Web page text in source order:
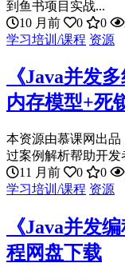
到鱼书项目实战...
10 月前
0 0
学习培训/课程 资源
《Java并发
内存模型+死
本资源由慕课网出品
过案例解析帮助开发
11 月前
0 0
学习培训/课程 资源
《Java并发
程网盘下载